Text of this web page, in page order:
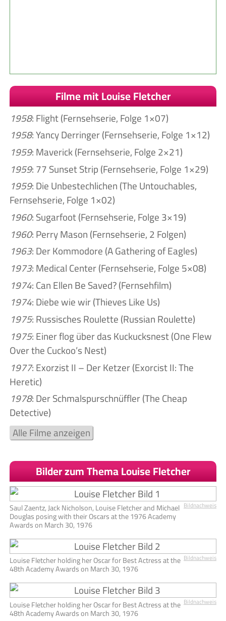
Filme mit Louise Fletcher
1958: Flight (Fernsehserie, Folge 1×07)
1958: Yancy Derringer (Fernsehserie, Folge 1×12)
1959: Maverick (Fernsehserie, Folge 2×21)
1959: 77 Sunset Strip (Fernsehserie, Folge 1×29)
1959: Die Unbestechlichen (The Untouchables,
Fernsehserie, Folge 1×02)
1960: Sugarfoot (Fernsehserie, Folge 3×19)
1960: Perry Mason (Fernsehserie, 2 Folgen)
1963: Der Kommodore (A Gathering of Eagles)
1973: Medical Center (Fernsehserie, Folge 5×08)
1974: Can Ellen Be Saved? (Fernsehfilm)
1974: Diebe wie wir (Thieves Like Us)
1975: Russisches Roulette (Russian Roulette)
1975: Einer flog über das Kuckucksnest (One Flew
Over the Cuckoo’s Nest)
1977: Exorzist II – Der Ketzer (Exorcist II: The
Heretic)
1978: Der Schmalspurschnüffler (The Cheap
Detective)
Alle Filme anzeigen
Bilder zum Thema Louise Fletcher
Bildnachweis
Saul Zaentz, Jack Nicholson, Louise Fletcher and Michael
Douglas posing with their Oscars at the 1976 Academy
Awards on March 30, 1976
Bildnachweis
Louise Fletcher holding her Oscar for Best Actress at the
48th Academy Awards on March 30, 1976
Bildnachweis
Louise Fletcher holding her Oscar for Best Actress at the
48th Academy Awards on March 30, 1976